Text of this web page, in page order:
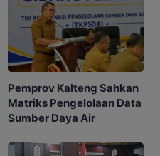
Pemprov Kalteng Sahkan
Matriks Pengelolaan Data
Sumber Daya Air